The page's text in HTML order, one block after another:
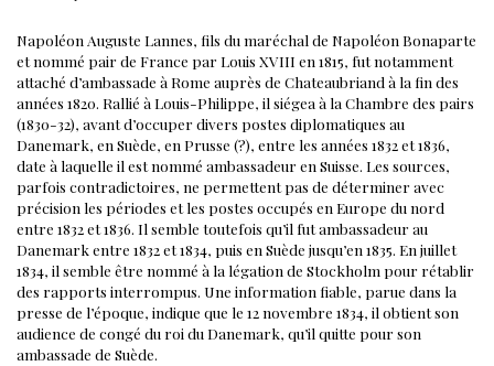
Napoléon Auguste Lannes, fils du maréchal de Napoléon Bonaparte
et nommé pair de France par Louis XVIII en 1815, fut notamment
attaché d’ambassade à Rome auprès de Chateaubriand à la fin des
années 1820. Rallié à Louis-Philippe, il siégea à la Chambre des pairs
(1830-32), avant d’occuper divers postes diplomatiques au
Danemark, en Suède, en Prusse (?), entre les années 1832 et 1836,
date à laquelle il est nommé ambassadeur en Suisse. Les sources,
parfois contradictoires, ne permettent pas de déterminer avec
précision les périodes et les postes occupés en Europe du nord
entre 1832 et 1836. Il semble toutefois qu’il fut ambassadeur au
Danemark entre 1832 et 1834, puis en Suède jusqu’en 1835. En juillet
1834, il semble être nommé à la légation de Stockholm pour rétablir
des rapports interrompus. Une information fiable, parue dans la
presse de l’époque, indique que le 12 novembre 1834, il obtient son
audience de congé du roi du Danemark, qu’il quitte pour son
ambassade de Suède.